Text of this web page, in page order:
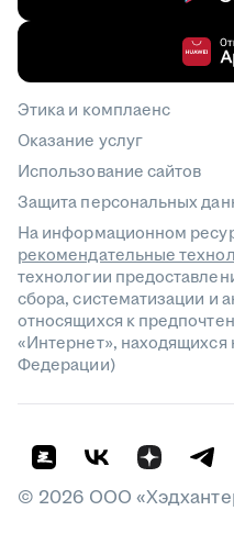
Этика и комплаенс
Оказание услуг
Использование сайтов
Защита персональных
На информационном
рекомендательные
технологии
сбора, систематизации и
относящихся к
«Интернет», находящихся
Федерации)
© 2026 ООО